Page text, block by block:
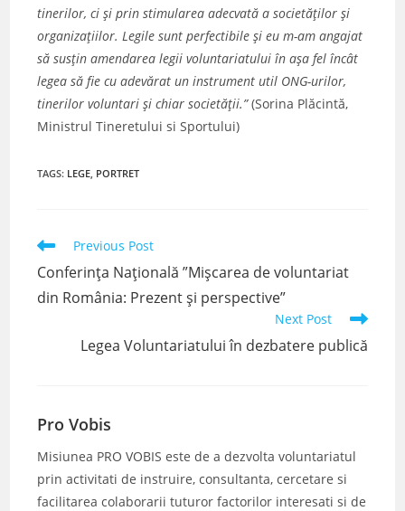
tinerilor, ci şi prin stimularea adecvată a societăţilor şi
organizaţiilor. Legile sunt perfectibile şi eu m-am angajat
să susţin amendarea legii voluntariatului în aşa fel încât
legea să fie cu adevărat un instrument util ONG-urilor,
tinerilor voluntari şi chiar societăţii.”(Sorina Plăcintă,
Ministrul Tineretului si Sportului)
TAGS: LEGE, PORTRET
Read
more
articles
Previous Post
Conferința Națională ”Mișcarea de voluntariat
din România: Prezent și perspective”
Next Post
Legea Voluntariatului în dezbatere publică
Pro Vobis
Misiunea PRO VOBIS este de a dezvolta voluntariatul
prin activitati de instruire, consultanta, cercetare si
facilitarea colaborarii tuturor factorilor interesati si de